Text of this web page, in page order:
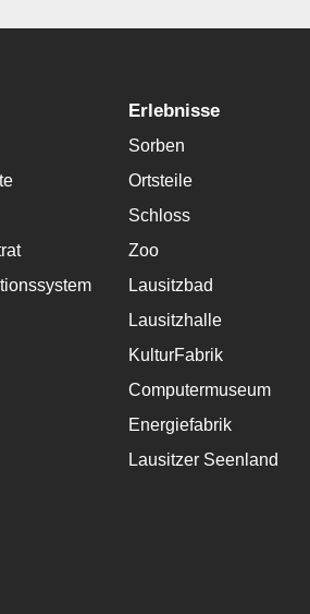
Erlebnisse
Sorben
Ortsteile
Schloss
Zoo
Lausitzbad
Lausitzhalle
KulturFabrik
Computermuseum
Energiefabrik
Lausitzer Seenland